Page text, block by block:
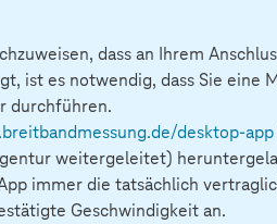
dass an Ihrem
ist es notwendig, dass Sie eine
durchführen.
desktop-app
weitergeleitet)
immer die tatsächlich
Geschwindigkeit an.